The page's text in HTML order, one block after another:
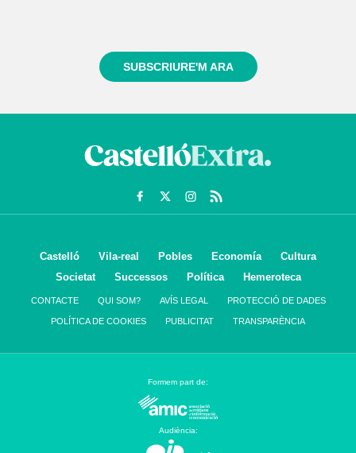
SUBSCRIURE'M ARA
Castelló Vila-real Pobles Economía
Cultura
Societat
Successos Política Hemeroteca
CONTACTE QUI SOM? AVÍS LEGAL PROTECCIÓ DE DADES
POLÍTICA DE COOKIES PUBLICITAT TRANSPARÈNCIA
Formem part de:
Audiència: